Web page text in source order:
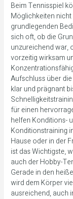
Beim Tennisspiel
Möglichkeiten
grundlegenden
sich oft, ob die
unzureichend war,
vorzeitig wirksam
Aufschluss über
klar und prägnant
für einen
helfen Konditions-
Konditionstraining
Hause oder in der
ist das Wichtigste,
auch der Hobby-
Gerade in den
wird dem Körper
ausreichend, auch